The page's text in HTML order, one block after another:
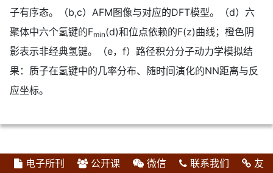
子有序态。（b,c）AFM图像与对应的DFT模型。（d）六
聚体中六个氢键的Fmin(d)和位点依赖的F(z)曲线；橙色阴
影表示非经典氢键。（e，f）路径积分分子动力学模拟结
果：质子在氢键中的几率分布、随时间演化的NN距离与反
应坐标。
电子所刊 公开课 微信 联系我们 友